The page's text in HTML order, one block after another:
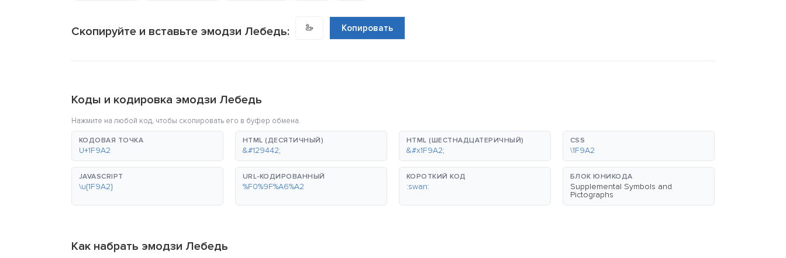
Скопируйте и вставьте эмодзи Лебедь: 🦢 Копировать
Коды и кодировка эмодзи Лебедь
Нажмите на любой код, чтобы скопировать его в буфер обмена.
КОДОВАЯ ТОЧКА
U+1F9A2
HTML (ДЕСЯТИЧНЫЙ)
&#129442;
HTML (ШЕСТНАДЦАТЕРИЧНЫЙ)
&#x1F9A2;
CSS
\1F9A2
JAVASCRIPT
\u{1F9A2}
URL-КОДИРОВАННЫЙ
%F0%9F%A6%A2
КОРОТКИЙ КОД
:swan:
БЛОК ЮНИКОДА
Supplemental Symbols and
Pictographs
Как набрать эмодзи Лебедь